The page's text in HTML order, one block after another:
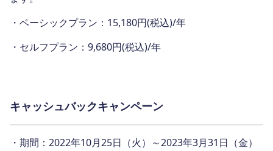
・ベーシックプラン：15,180円(税込)/年
・セルフプラン：9,680円(税込)/年
キャッシュバックキャンペーン
・期間：2022年10月25日（火）～2023年3月31日（金）